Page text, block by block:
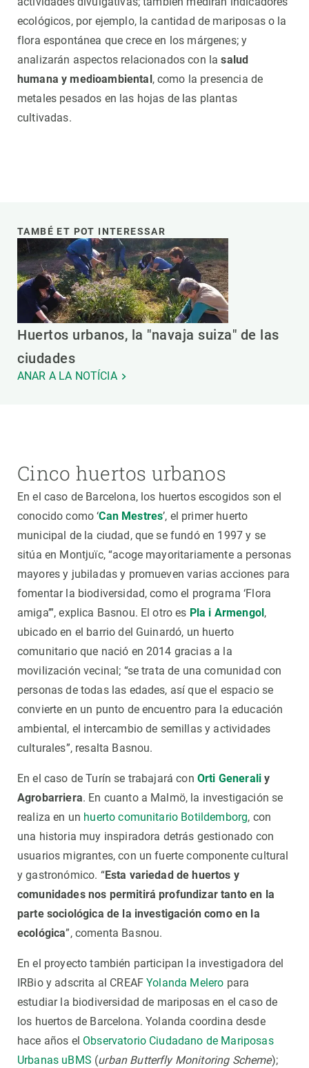
ecológicos, por ejemplo, la cantidad de mariposas o la
flora espontánea que crece en los márgenes; y
analizarán aspectos relacionados con lasalud
humana y medioambiental , como la presencia de
metales pesados en las hojas de las plantas
cultivadas.
TAMBÉ ET POT INTERESSAR
Huertos urbanos, la "navaja suiza" de las
ciudades
ANAR A LA NOTÍCIA
Cinco huertos urbanos
En el caso de Barcelona, los huertos escogidos son el
conocido como ‘Can Mestres’, el primer huerto
municipal de la ciudad, que se fundó en 1997 y se
sitúa en Montjuïc, “acoge mayoritariamente a personas
mayores y jubiladas y promueven varias acciones para
fomentar la biodiversidad, como el programa ‘Flora
amiga’”, explica Basnou. El otro es Pla i Armengol,
ubicado en el barrio del Guinardó, un huerto
comunitario que nació en 2014 gracias a la
movilización vecinal; “se trata de una comunidad con
personas de todas las edades, así que el espacio se
convierte en un punto de encuentro para la educación
ambiental, el intercambio de semillas y actividades
culturales”, resalta Basnou.
En el caso de Turín se trabajará con Orti Generali y
Agrobarriera. En cuanto a Malmö, la investigación se
realiza en un huerto comunitario Botildemborg, con
una historia muy inspiradora detrás gestionado con
usuarios migrantes, con un fuerte componente cultural
y gastronómico. “Esta variedad de huertos y
comunidades nos permitirá profundizar tanto en la
parte sociológica de la investigación como en la
ecológica”, comenta Basnou.
En el proyecto también participan la investigadora del
IRBio y adscrita al CREAFYolanda Melero para
estudiar la biodiversidad de mariposas en el caso de
los huertos de Barcelona. Yolanda coordina desde
hace años el Observatorio Ciudadano de Mariposas
Urbanas uBMS (urban Butterfly Monitoring Scheme);